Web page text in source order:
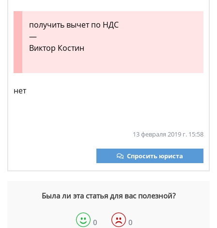
получить вычет по НДС
—
Виктор Костин
нет
13 февраля 2019 г. 15:58
Спросить юриста
Была ли эта статья для вас полезной?
0 0